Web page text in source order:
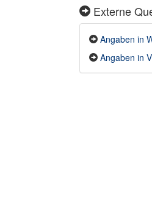
Externe
Angaben in
Angaben in